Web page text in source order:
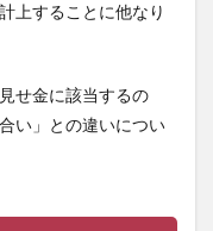
上することに他なり
せ金に該当するの
い」との違いについ